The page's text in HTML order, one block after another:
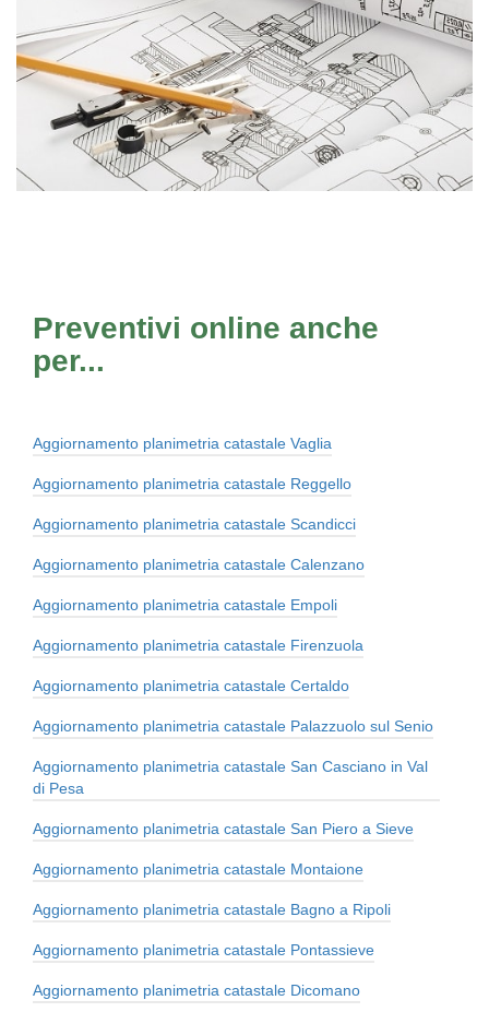
Preventivi online anche
per...
Aggiornamento planimetria catastale Vaglia
Aggiornamento planimetria catastale Reggello
Aggiornamento planimetria catastale Scandicci
Aggiornamento planimetria catastale Calenzano
Aggiornamento planimetria catastale Empoli
Aggiornamento planimetria catastale Firenzuola
Aggiornamento planimetria catastale Certaldo
Aggiornamento planimetria catastale Palazzuolo sul Senio
Aggiornamento planimetria catastale San Casciano in Val
di Pesa
Aggiornamento planimetria catastale San Piero a Sieve
Aggiornamento planimetria catastale Montaione
Aggiornamento planimetria catastale Bagno a Ripoli
Aggiornamento planimetria catastale Pontassieve
Aggiornamento planimetria catastale Dicomano